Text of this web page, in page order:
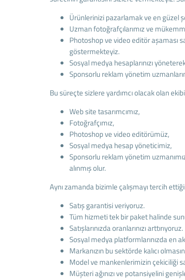
Ürünlerinizi pazarlamak ve en güzel
Uzman fotoğrafçılarımız ve
Photoshop ve video editör aşaması
göstermekteyiz.
Sosyal medya hesaplarınızı
Sponsorlu reklam yönetim
Bu süreçte sizlere yardımcı olacak olan
Web site tasarımcımız,
Fotoğrafçımız,
Photoshop ve video editörümüz,
Sosyal medya hesap yöneticimiz,
Sponsorlu reklam yönetim
alınmış olur.
Aynı zamanda bizimle çalışmayı tercih
Satış garantisi veriyoruz.
Tüm hizmeti tek bir paket halinde
Satışlarınızda oranlarınızı arttırıyoruz.
Sosyal medya platformlarınızda en
Markanızın bu sektörde kalıcı
Model ve mankenlerimizin çekiciliği
Müşteri ağınızı ve potansiyelini